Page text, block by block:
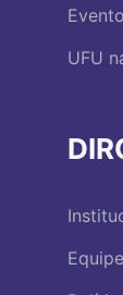
UFU
Equipe